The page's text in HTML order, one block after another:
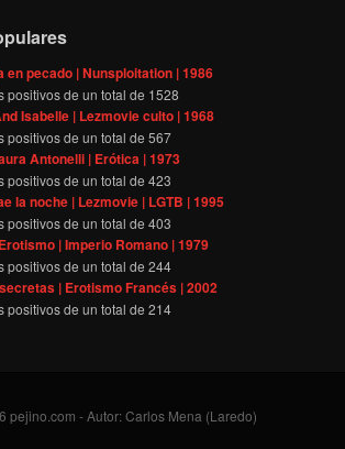
en pecado | Nunsploitation | 1986
positivos de un total de 1528
Isabelle | Lezmovie culto | 1968
positivos de un total de567
Antonelli | Erótica | 1973
positivos de un total de423
la noche | Lezmovie | LGTB | 1995
positivos de un total de403
| Imperio Romano | 1979
positivos de un total de244
| Erotismo Francés | 2002
positivos de un total de214
pejino.com - Autor: Carlos Mena (Laredo)